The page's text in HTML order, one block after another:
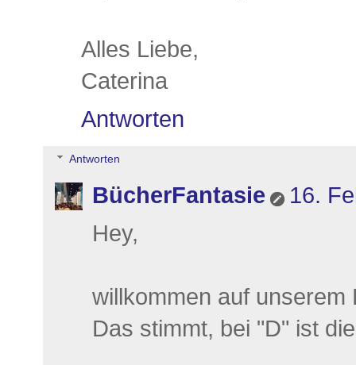
Alles Liebe,
Caterina
Antworten
Antworten
BücherFantasie
16.
Hey,
willkommen auf unserem
Das stimmt, bei "D" ist